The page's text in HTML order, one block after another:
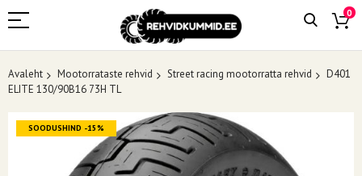
0
Avaleht Mootorrataste rehvid Street racing mootorratta rehvid
D401
ELITE 130/90B16 73H TL
Skip
SOODUSHIND -15%